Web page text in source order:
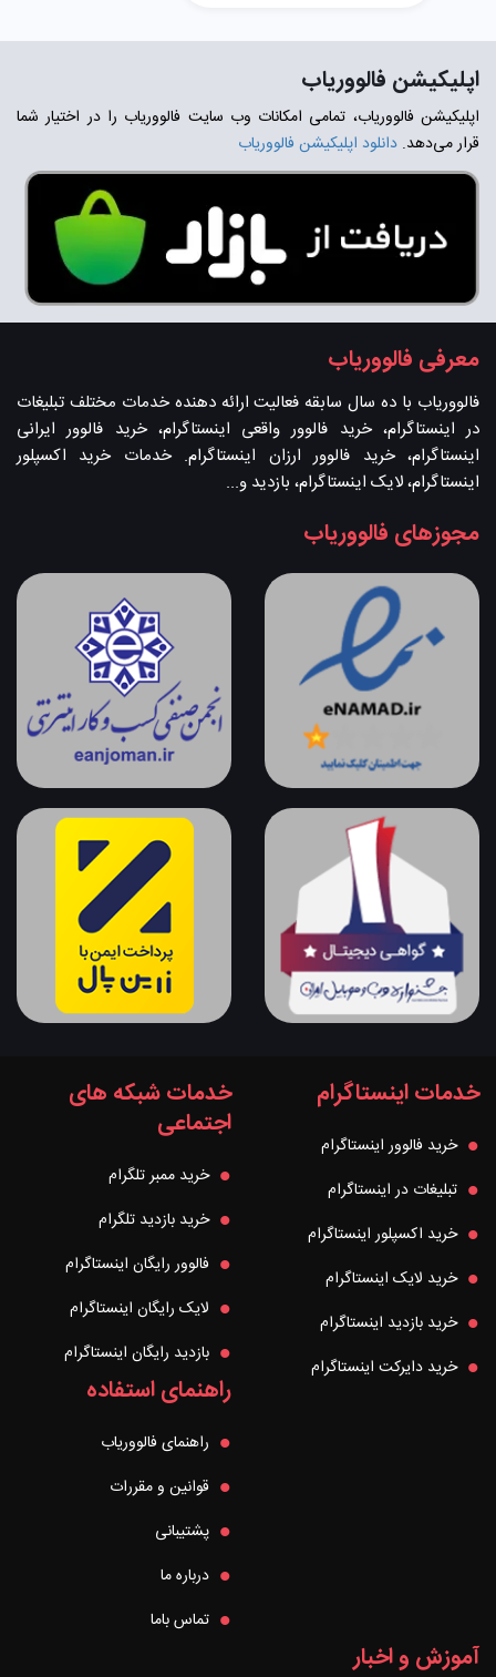
اپلیکیشن فالووریاب
اپلیکیشن فالووریاب، تمامی امکانات وب سایت فالووریاب را در اختیار شما
قرار می‌دهد. دانلود اپلیکیشن فالووریاب
معرفی فالووریاب
فالووریاب با ده سال سابقه فعالیت ارائه دهنده خدمات مختلف تبلیغات
در اینستاگرام، خرید فالوور واقعی اینستاگرام، خرید فالوور ایرانی
اینستاگرام، خرید فالوور ارزان اینستاگرام. خدمات خرید اکسپلور
اینستاگرام، لایک اینستاگرام، بازدید و...
مجوزهای فالووریاب
خدمات اینستاگرام
خرید فالوور اینستاگرام
تبلیغات در اینستاگرام
خرید اکسپلور اینستاگرام
خرید لایک اینستاگرام
خرید بازدید اینستاگرام
خرید دایرکت اینستاگرام
خدمات شبکه های
اجتماعی
خرید ممبر تلگرام
خرید بازدید تلگرام
فالوور رایگان اینستاگرام
لایک رایگان اینستاگرام
بازدید رایگان اینستاگرام
راهنمای استفاده
راهنمای فالووریاب
قوانین و مقررات
پشتیبانی
درباره ما
تماس باما
آموزش و اخبار